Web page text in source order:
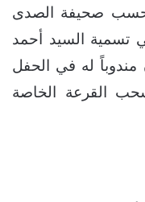
وبحسب صحيفة الصدى
تسمية السيد أحمد
له في الحفل
القرعة الخاصة